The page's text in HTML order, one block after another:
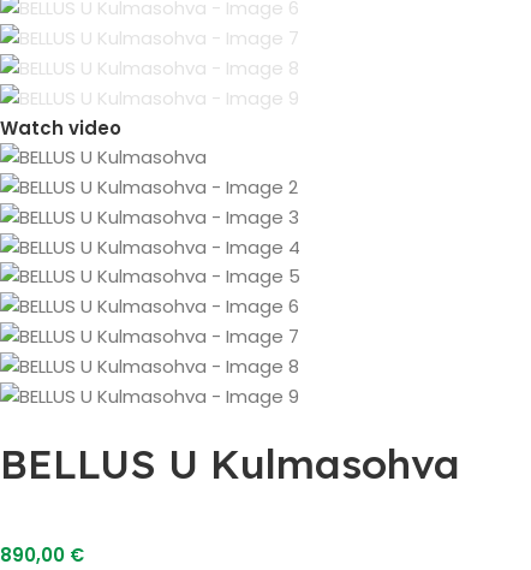
Watch video
BELLUS U Kulmasohva
890,00 €